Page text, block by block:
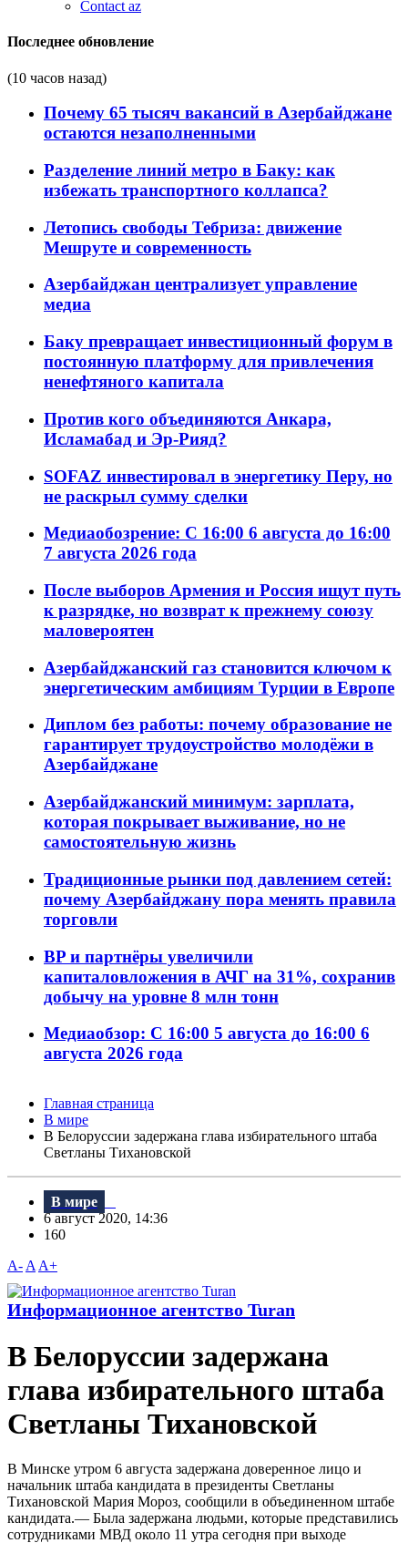
Contact az
Последнее обновление
(10 часов назад)
Почему 65 тысяч вакансий в Азербайджане
остаются незаполненными
Разделение линий метро в Баку: как
избежать транспортного коллапса?
Летопись свободы Тебриза: движение
Мешруте и современность
Азербайджан централизует управление
медиа
Баку превращает инвестиционный форум в
постоянную платформу для привлечения
ненефтяного капитала
Против кого объединяются Анкара,
Исламабад и Эр-Рияд?
SOFAZ инвестировал в энергетику Перу, но
не раскрыл сумму сделки
Медиаобозрение: С 16:00 6 августа до 16:00
7 августа 2026 года
После выборов Армения и Россия ищут путь
к разрядке, но возврат к прежнему союзу
маловероятен
Азербайджанский газ становится ключом к
энергетическим амбициям Турции в Европе
Диплом без работы: почему образование не
гарантирует трудоустройство молодёжи в
Азербайджане
Азербайджанский минимум: зарплата,
которая покрывает выживание, но не
самостоятельную жизнь
Традиционные рынки под давлением сетей:
почему Азербайджану пора менять правила
торговли
BP и партнёры увеличили
капиталовложения в АЧГ на 31%, сохранив
добычу на уровне 8 млн тонн
Медиаобзор: С 16:00 5 августа до 16:00 6
августа 2026 года
Главная страница
В мире
В Белоруссии задержана глава избирательного штаба
Светланы Тихановской
В мире
6 август 2020, 14:36
160
A- A A+
Информационное агентство Turan
В Белоруссии задержана
глава избирательного штаба
Светланы Тихановской
В Минске утром 6 августа задержана доверенное лицо и
начальник штаба кандидата в президенты Светланы
Тихановской Мария Мороз, сообщили в объединенном штабе
кандидата.— Была задержана людьми, которые представились
сотрудниками МВД около 11 утра сегодня при выходе